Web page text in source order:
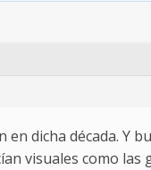
dicha década. Y
visuales como las